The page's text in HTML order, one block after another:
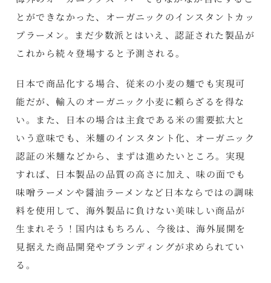
とができなかった、オーガニックのインスタントカッ
プラーメン。まだ少数派とはいえ、認証された製品が
これから続々登場すると予測される。
日本で商品化する場合、従来の小麦の麺でも実現可
能だが、輸入のオーガニック小麦に頼らざるを得な
い。また、日本の場合は主食である米の需要拡大と
いう意味でも、米麺のインスタント化、オーガニック
認証の米麺などから、まずは進めたいところ。実現
すれば、日本製品の品質の高さに加え、味の面でも
味噌ラーメンや醤油ラーメンなど日本ならではの調味
料を使用して、海外製品に負けない美味しい商品が
生まれそう！国内はもちろん、今後は、海外展開を
見据えた商品開発やブランディングが求められてい
る。